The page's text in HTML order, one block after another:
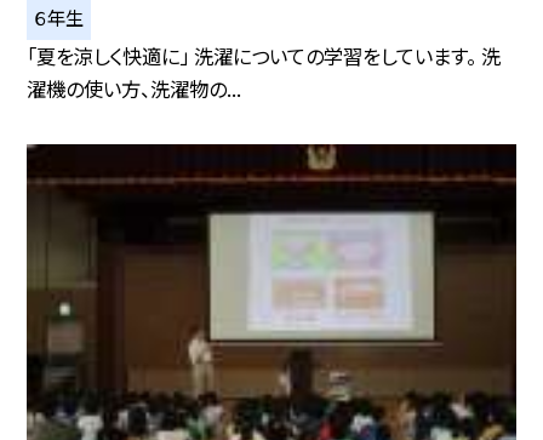
６年生
「夏を涼しく快適に」 洗濯についての学習をしています。 洗
濯機の使い方、洗濯物の...